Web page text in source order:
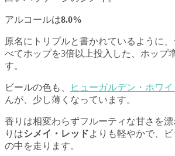
アルコールは8.0%
原名にトリプルと書かれているように、
べてホップを3倍以上投入した、ホップ
す。
ビールの色も、 ヒューガルデン・ホワイ
んが、少し薄くなっています。
香りは相変わらずフルーティな甘さを
りはシメイ・レッドよりも軽やかで、
の中を走ります。